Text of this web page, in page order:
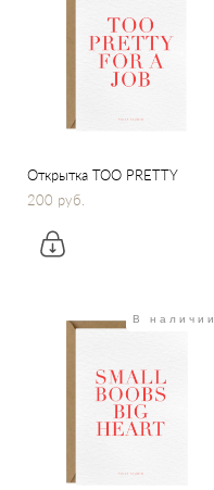
Открытка TOO PRETTY
200 pуб.
В наличии